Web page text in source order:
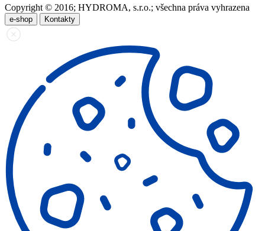
Copyright © 2016; HYDROMA, s.r.o.; všechna práva vyhrazena
e-shop Kontakty